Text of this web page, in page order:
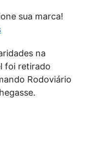
sua marca!
na
foi retirado
Rodoviário